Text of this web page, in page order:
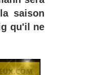
saison
qu'il ne